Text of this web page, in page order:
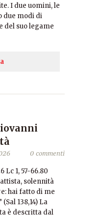
I due uomini, le
due modi di
del suo legame
0 commenti
Lc 1, 57-66.80
solennità
hai fatto di me
138,14) La
è descritta dal